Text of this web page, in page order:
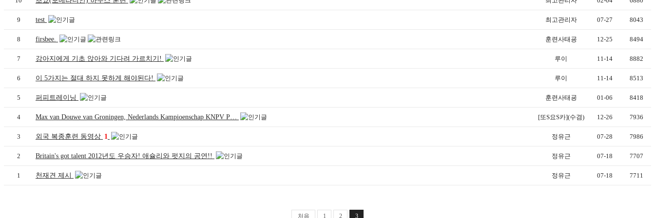
9 test 최고관리자 07-27 8043
8 firsbee. 훈련사태굥 12-25 8494
7 강아지에게 기초 앉아와 기다려 가르치기! 루이 11-14 8882
6 이 5가지는 절대 하지 못하게 해야된다! 루이 11-14 8513
5 퍼피트레이닝 훈련사태굥 01-06 8418
4 Max van Douwe van Groningen, Nederlands Kampioenschap KNPV P… [또S요S카](수겸) 12-26 7936
3 외국 복종훈련 동영상 1 정유근 07-28 7986
2 Britain's got talent 2012년도 우승자! 애슐리와 펏지의 공연!! 정유근 07-18 7707
1 천재견 제시 정유근 07-18 7711
처음 1 2 3